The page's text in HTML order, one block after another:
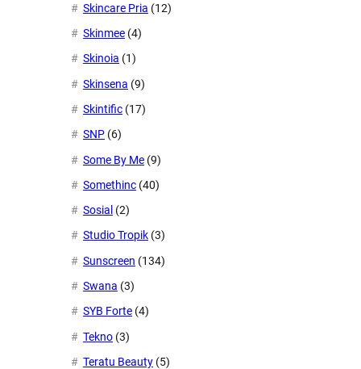
Skincare Pria (12)
Skinmee (4)
Skinoia (1)
Skinsena (9)
Skintific (17)
SNP (6)
Some By Me (9)
Somethinc (40)
Sosial (2)
Studio Tropik (3)
Sunscreen (134)
Swana (3)
SYB Forte (4)
Tekno (3)
Teratu Beauty (5)